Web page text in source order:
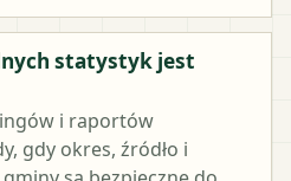
statystyk jest
i raportów
gdy okres, źródło i